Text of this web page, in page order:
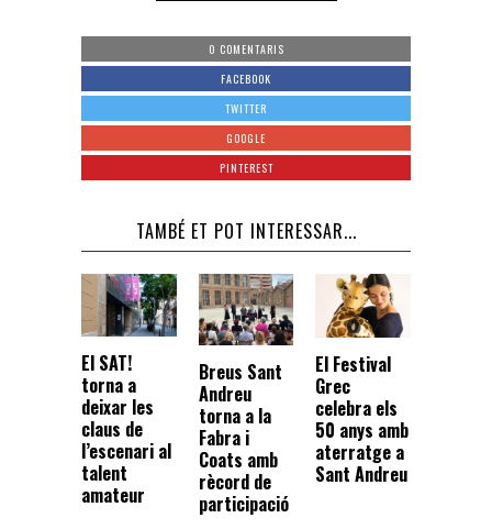
0 COMENTARIS
FACEBOOK
TWITTER
GOOGLE
PINTEREST
TAMBÉ ET POT INTERESSAR...
El SAT!
torna a
deixar les
claus de
l’escenari al
talent
amateur
Breus Sant
Andreu
torna a la
Fabra i
Coats amb
rècord de
participació
El Festival
Grec
celebra els
50 anys amb
aterratge a
Sant Andreu